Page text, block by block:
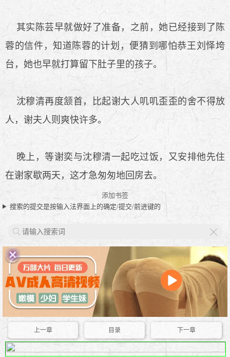
其实陈芸早就做好了准备，之前，她已经接到了陈
蓉的信件，知道陈蓉的计划，便猜到哪怕恭王刘怿垮
台，她也早就打算留下肚子里的孩子。
沈穆清再度颔首，比起谢大人叽叽歪歪的舍不得放
人，谢夫人则爽快许多。
晚上，等谢奕与沈穆清一起吃过饭，又安排他先住
在谢家歇两天，这才急匆匆地回房去。
添加书签
搜索的提交是按输入法界面上的确定/提交/前进键的
上一章 目录 下一章